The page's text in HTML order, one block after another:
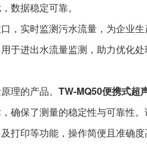
数据稳定可靠。
，实时监测污水流量，为企业
于进出水流量监测，助力优化
理的产品。 TW-MQ50便携式超
确保了测量的稳定性与可靠性
打印等功能，操作简便且准确